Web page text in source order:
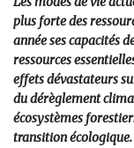
plus forte des
année ses capacités
ressources
effets dévastateurs
du dérèglement
écosystèmes
transition écologique.